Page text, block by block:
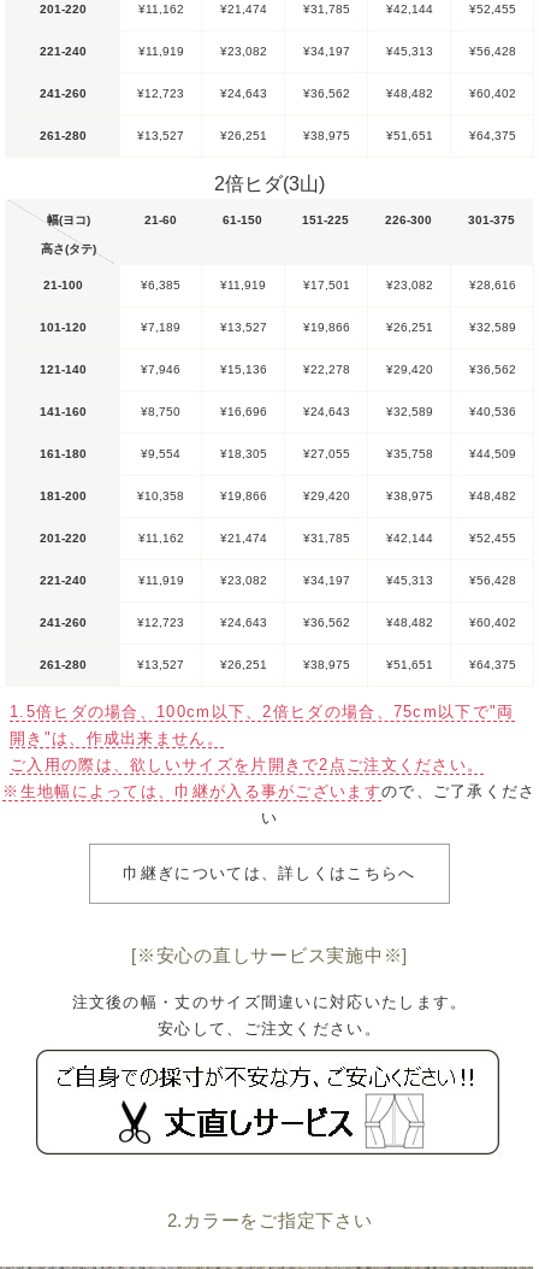
201-220 ¥11,162 ¥21,474 ¥31,785 ¥42,144 ¥52,455
221-240 ¥11,919 ¥23,082 ¥34,197 ¥45,313 ¥56,428
241-260 ¥12,723 ¥24,643 ¥36,562 ¥48,482 ¥60,402
261-280 ¥13,527 ¥26,251 ¥38,975 ¥51,651 ¥64,375
2倍ヒダ(3山)
幅(ヨコ)
高さ(タテ)
21-60 61-150 151-225 226-300 301-375
21-100 ¥6,385 ¥11,919 ¥17,501 ¥23,082 ¥28,616
101-120 ¥7,189 ¥13,527 ¥19,866 ¥26,251 ¥32,589
121-140 ¥7,946 ¥15,136 ¥22,278 ¥29,420 ¥36,562
141-160 ¥8,750 ¥16,696 ¥24,643 ¥32,589 ¥40,536
161-180 ¥9,554 ¥18,305 ¥27,055 ¥35,758 ¥44,509
181-200 ¥10,358 ¥19,866 ¥29,420 ¥38,975 ¥48,482
201-220 ¥11,162 ¥21,474 ¥31,785 ¥42,144 ¥52,455
221-240 ¥11,919 ¥23,082 ¥34,197 ¥45,313 ¥56,428
241-260 ¥12,723 ¥24,643 ¥36,562 ¥48,482 ¥60,402
261-280 ¥13,527 ¥26,251 ¥38,975 ¥51,651 ¥64,375
1.5倍ヒダの場合、100cm以下、2倍ヒダの場合、75cm以下で"両
開き"は、作成出来ません。
ご入用の際は、欲しいサイズを片開きで2点ご注文ください。
※生地幅によっては、巾継が入る事がございますので、ご了承くださ
い
巾継ぎについては、詳しくはこちらへ
[※安心の直しサービス実施中※]
注文後の幅・丈のサイズ間違いに対応いたします。
安心して、ご注文ください。
2.カラーをご指定下さい